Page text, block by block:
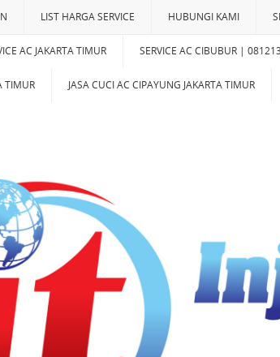
LIST HARGA SERVICE HUBUNGI KAMI
AC JAKARTA TIMUR SERVICE AC CIBUBUR |
TIMUR JASA CUCI AC CIPAYUNG JAKARTA TIMUR